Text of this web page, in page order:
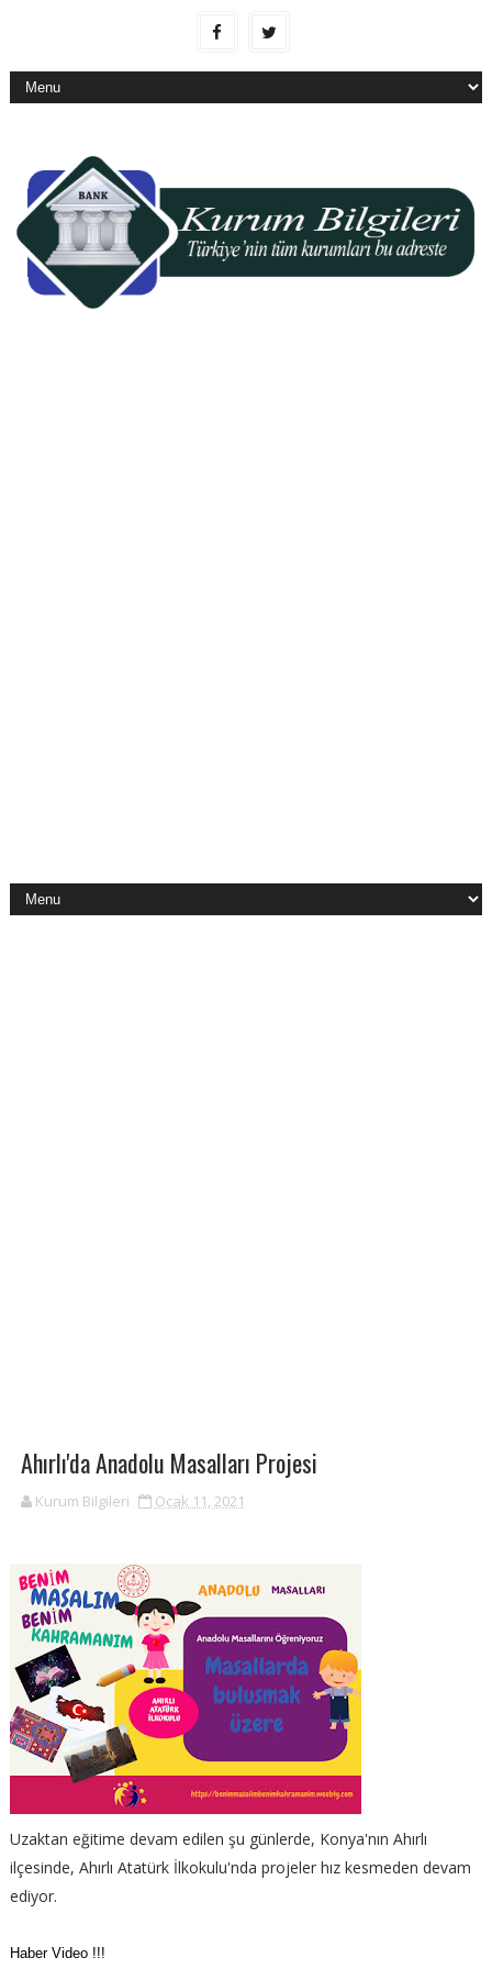
Ahırlı'da Anadolu Masalları Projesi
Kurum Bilgileri Ocak 11, 2021
Uzaktan eğitime devam edilen şu günlerde, Konya'nın Ahırlı
ilçesinde, Ahırlı Atatürk İlkokulu'nda projeler hız kesmeden devam
ediyor.
Haber Video !!!